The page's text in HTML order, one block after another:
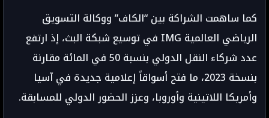
كما ساهمت الشراكة بين “الكاف” ووكالة التسويق
الرياضي العالمية IMG في توسيع شبكة البث، إذ ارتفع
عدد شركاء النقل الدولي بنسبة 50 في المائة مقارنة
بنسخة 2023، ما فتح أسواقاً إعلامية جديدة في آسيا
وأمريكا اللاتينية وأوروبا، وعزز الحضور الدولي للمسابقة.